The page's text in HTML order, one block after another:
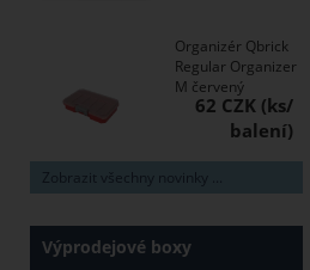
Organizér Qbrick
Regular Organizer
M červený
62 CZK
Zobrazit všechny novinky ...
Výprodejové boxy